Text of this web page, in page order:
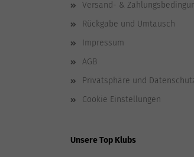
Versand- &
Rückgabe und Umtausch
Impressum
AGB
Privatsphäre und
Cookie Einstellungen
Unsere Top Klubs